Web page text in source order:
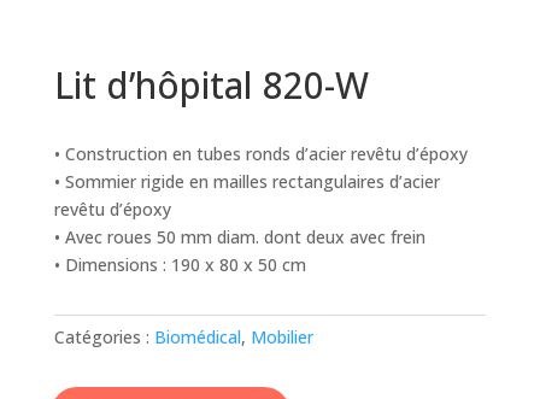
Lit d’hôpital 820-W
• Construction en tubes ronds d’acier revêtu d’époxy
• Sommier rigide en mailles rectangulaires d’acier
revêtu d’époxy
• Avec roues 50 mm diam. dont deux avec frein
• Dimensions : 190 x 80 x 50 cm
Catégories : Biomédical, Mobilier